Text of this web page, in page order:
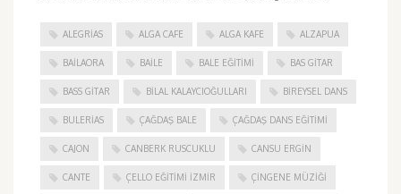
ALEGRIAS ALGA CAFE ALGA KAFE ALZAPUA
BAILAORA BAILE BALE EĞITIMI BAS GITAR
BASS GITAR BILAL KALAYCIOĞULLARI BIREYSEL DANS
BULERIAS ÇAĞDAŞ BALE ÇAĞDAŞ DANS EĞITIMI
CAJON CANBERK RUSCUKLU CANSU ERGIN
CANTE ÇELLO EĞITIMI İZMIR ÇINGENE MÜZIĞI